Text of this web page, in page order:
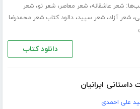
شعر عاشقانه،شعر معاصر،شعر نو،شعر
،شعر آزاد،شعر سپید،دالود کتاب شعر محمدرضا
دانلود کتاب
ایرانیان
علی احمدی